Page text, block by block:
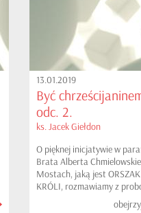
13.01.2019
Być
odc. 2.
ks. Jacek Giełdon
O pięknej inicjatywie w
Brata Alberta
Mostach, jaką jest ORSZAK
KRÓLI, rozmawiamy z